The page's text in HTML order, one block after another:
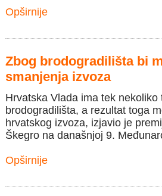
Opširnije
Zbog brodogradilišta bi
smanjenja izvoza
Hrvatska Vlada ima tek
brodogradilišta, a rezultat toga
hrvatskog izvoza, izjavio je
Škegro na današnjoj 9.
Opširnije